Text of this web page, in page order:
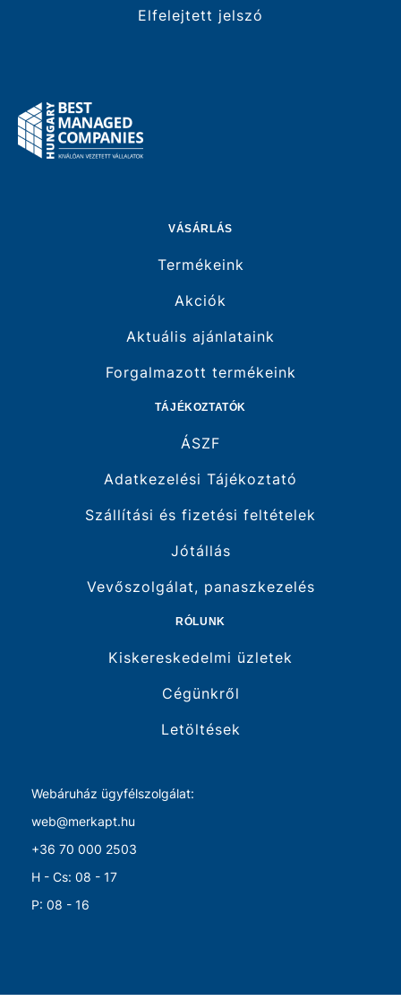
Elfelejtett jelszó
VÁSÁRLÁS
Termékeink
Akciók
Aktuális ajánlataink
Forgalmazott termékeink
TÁJÉKOZTATÓK
ÁSZF
Adatkezelési Tájékoztató
Szállítási és fizetési feltételek
Jótállás
Vevőszolgálat, panaszkezelés
RÓLUNK
Kiskereskedelmi üzletek
Cégünkről
Letöltések
Webáruház ügyfélszolgálat:
web@merkapt.hu
+36 70 000 2503
H - Cs: 08 - 17
P: 08 - 16